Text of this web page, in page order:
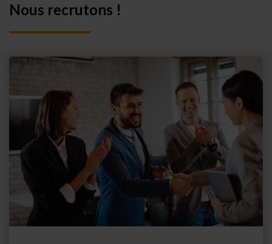
Nous recrutons !